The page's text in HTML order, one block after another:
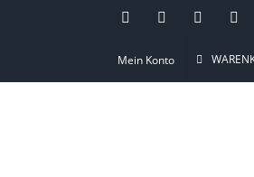
InstagramPinterestFacebook
Mein Konto